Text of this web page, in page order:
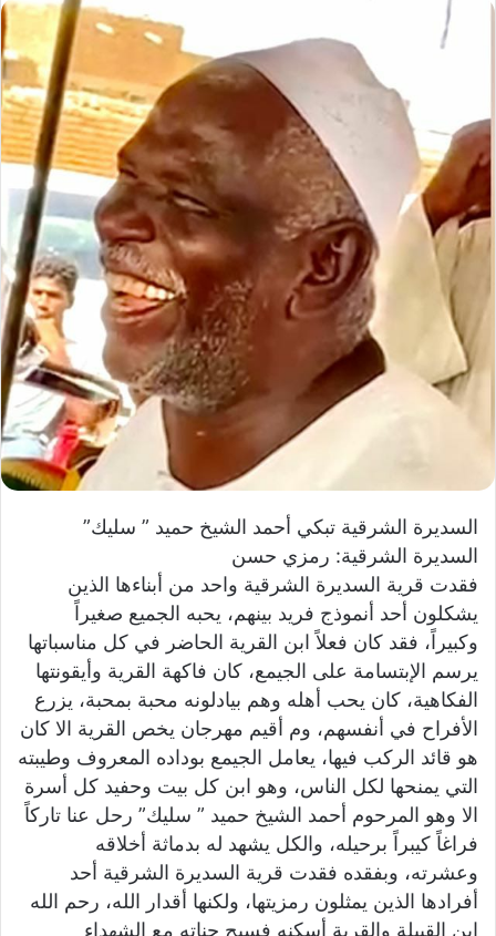
د
ك
ت
ر
و
ن
ي
ا
السديرة الشرقية تبكي أحمد الشيخ حميد ” سليك”
السديرة الشرقية: رمزي حسن
فقدت قرية السديرة الشرقية واحد من أبناءها الذين
يشكلون أحد أنموذج فريد بينهم، يحبه الجميع صغيراً
وكبيراً، فقد كان فعلاً ابن القرية الحاضر في كل مناسباتها
يرسم الإبتسامة على الجيمع، كان فاكهة القرية وأيقونتها
الفكاهية، كان يحب أهله وهم بيادلونه محبة بمحبة، يزرع
الأفراح في أنفسهم، وم أقيم مهرجان يخص القرية الا كان
هو قائد الركب فيها، يعامل الجيمع بوداده المعروف وطيبته
التي يمنحها لكل الناس، وهو ابن كل بيت وحفيد كل أسرة
الا وهو المرحوم أحمد الشيخ حميد ” سليك” رحل عنا تاركاً
فراغاً كيبراً برحيله، والكل يشهد له بدماثة أخلاقه
وعشرته، وبفقده فقدت قرية السديرة الشرقية أحد
أفرادها الذين يمثلون رمزيتها، ولكنها أقدار الله، رحم الله
ابن القبيلة والقرية أسكنه فسيح جناته مع الشهداء